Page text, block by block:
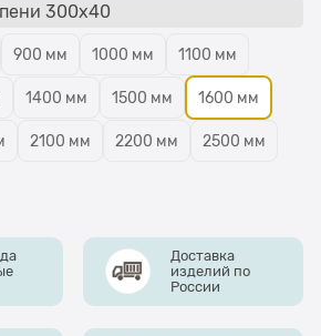
300x40
900 мм 1000 мм 1100 мм
1400 мм 1500 мм 1600 мм
2100 мм 2200 мм 2500 мм
Доставка
изделий по
России